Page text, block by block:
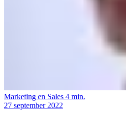
Marketing en Sales 4 min.
27 september 2022